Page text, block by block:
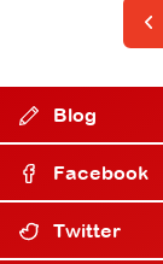
Blog
Facebook
Twitter